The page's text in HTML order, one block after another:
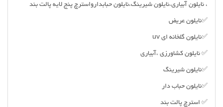
، نایلون آبیاری،نایلون شیرینگ،نایلون حبابدارواسترچ پنج لایه پالت بند
✅نایلون عریض
✅نایلون گلخانه ای uv
✅ نایلون کشاورزی ،آبیاری
✅نایلون شیرینگ
✅نایلون حباب دار
✅ استرچ پالت بند